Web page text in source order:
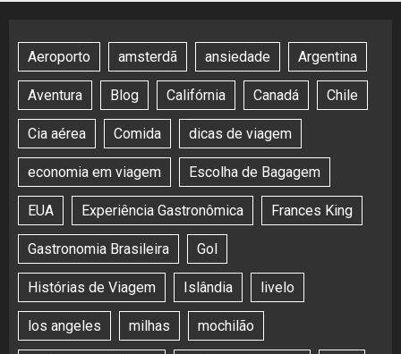
Aeroporto amsterdã ansiedade Argentina
Aventura Blog Califórnia Canadá Chile
Cia aérea Comida dicas de viagem
economia em viagem Escolha de Bagagem
EUA Experiência Gastronômica Frances King
Gastronomia Brasileira Gol
Histórias de Viagem Islândia livelo
los angeles milhas mochilão